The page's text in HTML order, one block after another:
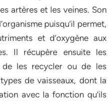
artères et les veines. Son
puisqu’il permet,
et d’oxygène aux
Il récupère ensuite les
de les recycler ou de les
de vaisseaux, dont la
avec la fonction qu’ils